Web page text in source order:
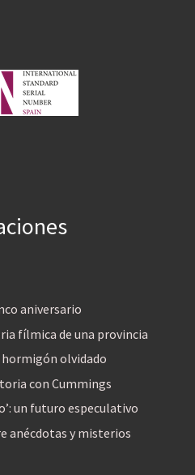
aniversario
fílmica de una provincia
hormigón olvidado
con Cummings
un futuro especulativo
anécdotas y misterios